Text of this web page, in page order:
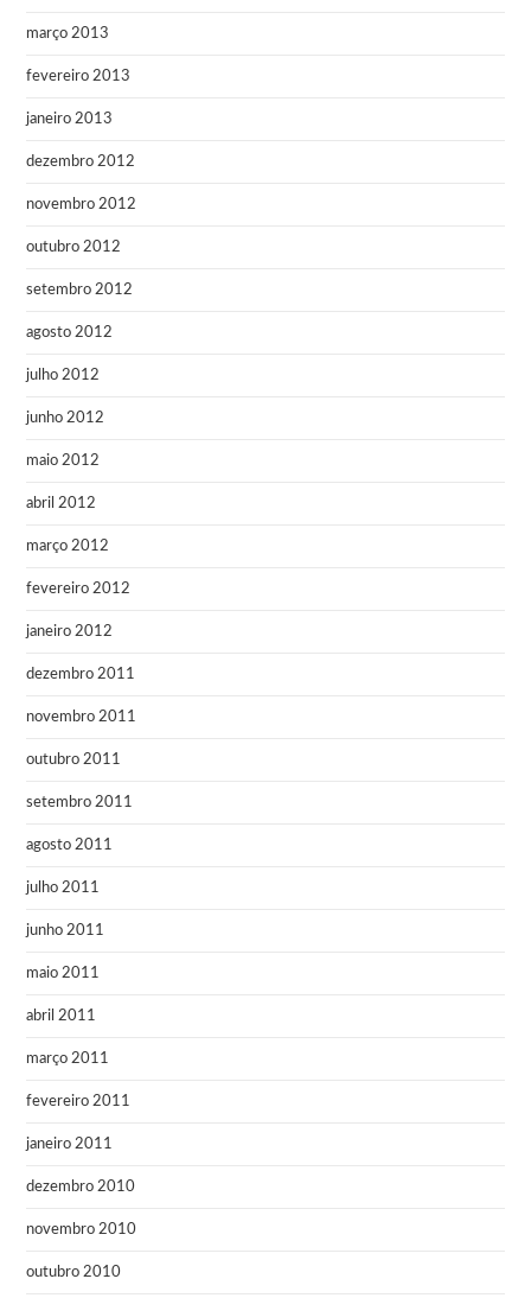
março 2013
fevereiro 2013
janeiro 2013
dezembro 2012
novembro 2012
outubro 2012
setembro 2012
agosto 2012
julho 2012
junho 2012
maio 2012
abril 2012
março 2012
fevereiro 2012
janeiro 2012
dezembro 2011
novembro 2011
outubro 2011
setembro 2011
agosto 2011
julho 2011
junho 2011
maio 2011
abril 2011
março 2011
fevereiro 2011
janeiro 2011
dezembro 2010
novembro 2010
outubro 2010